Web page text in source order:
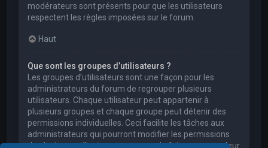
modérateurs sont présents pour que les utilisateurs
respectent les règles imposées sur le forum.
Haut
Que sont les groupes d’utilisateurs ?
Les groupes d’utilisateurs sont une façon pour les
administrateurs du forum de regrouper plusieurs
utilisateurs. Chaque utilisateur peut appartenir à
plusieurs groupes et chaque groupe peut détenir des
permissions individuelles. Ceci facilite les tâches aux
administrateurs qui pourront modifier les permissions
de plusieurs utilisateurs en une seule fois, ou encore leur